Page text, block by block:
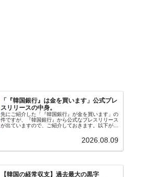
「『韓国銀行』は金を買います」公式プレ
スリリースの中身。
先にご紹介した「『韓国銀行』が金を買います」の
件ですが、『韓国銀行』から公式なプレスリリース
が出ていますので、ご紹介しておきます。以下が全
れ協力体制を構築□『韓国銀行』は、国内生産金の
2026.08.09
【韓国の経常収支】過去最大の黒字